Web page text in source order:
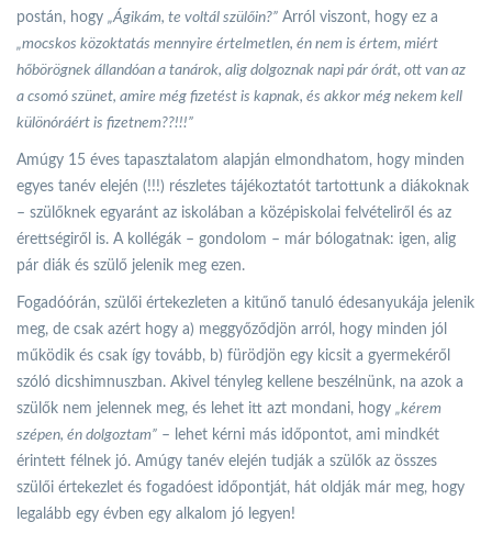
postán, hogy „Ágikám, te voltál szülőin?” Arról viszont, hogy ez a
„mocskos közoktatás mennyire értelmetlen, én nem is értem, miért
hőbörögnek állandóan a tanárok, alig dolgoznak napi pár órát, ott van az
a csomó szünet, amire még fizetést is kapnak, és akkor még nekem kell
különóráért is fizetnem??!!!”
Amúgy 15 éves tapasztalatom alapján elmondhatom, hogy minden
egyes tanév elején (!!!) részletes tájékoztatót tartottunk a diákoknak
– szülőknek egyaránt az iskolában a középiskolai felvételiről és az
érettségiről is. A kollégák – gondolom – már bólogatnak: igen, alig
pár diák és szülő jelenik meg ezen.
Fogadóórán, szülői értekezleten a kitűnő tanuló édesanyukája jelenik
meg, de csak azért hogy a) meggyőződjön arról, hogy minden jól
működik és csak így tovább, b) fürödjön egy kicsit a gyermekéről
szóló dicshimnuszban. Akivel tényleg kellene beszélnünk, na azok a
szülők nem jelennek meg, és lehet itt azt mondani, hogy „kérem
szépen, én dolgoztam” – lehet kérni más időpontot, ami mindkét
érintett félnek jó. Amúgy tanév elején tudják a szülők az összes
szülői értekezlet és fogadóest időpontját, hát oldják már meg, hogy
legalább egy évben egy alkalom jó legyen!